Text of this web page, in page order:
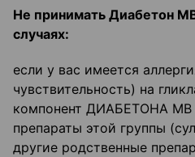
Не принимать Диабетон
случаях:
если у вас имеется
чувствительность) на
компонент ДИАБЕТОНА МВ
препараты этой группы
другие родственные